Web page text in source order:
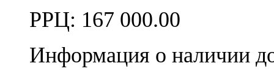
РРЦ: 167 000.00
Информация о наличии